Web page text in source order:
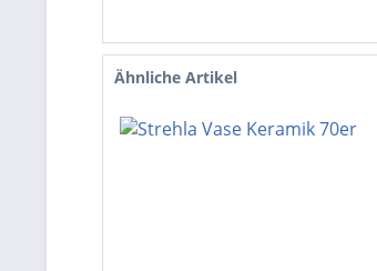
Ähnliche Artikel